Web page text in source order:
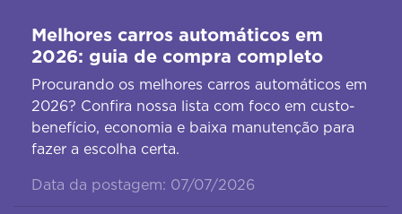
Melhores carros automáticos em
2026: guia de compra completo
Procurando os melhores carros automáticos em
2026? Confira nossa lista com foco em custo-
benefício, economia e baixa manutenção para
fazer a escolha certa.
Data da postagem: 07/07/2026